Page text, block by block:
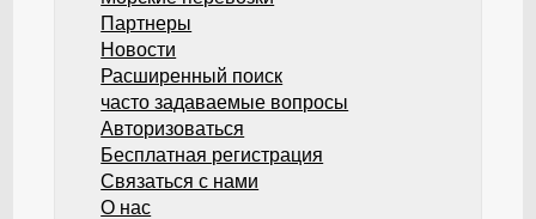
Партнеры
Новости
Расширенный поиск
часто задаваемые вопросы
Авторизоваться
Бесплатная регистрация
Связаться с нами
О нас